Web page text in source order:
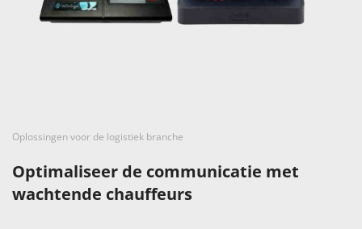
Oplossingen voor de logistiek branche
Optimaliseer de communicatie met
wachtende chauffeurs